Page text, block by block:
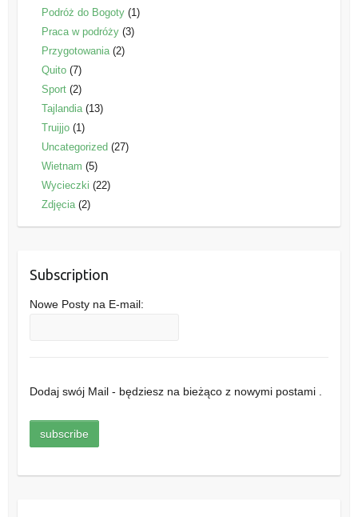
Podróż do Bogoty(1)
Praca w podróży(3)
Przygotowania(2)
Quito(7)
Sport(2)
Tajlandia(13)
Truijjo(1)
Uncategorized(27)
Wietnam (5)
Wycieczki (22)
Zdjęcia(2)
Subscription
Nowe Posty na E-mail:
Dodaj swój Mail - będziesz na bieżąco z nowymi postami .